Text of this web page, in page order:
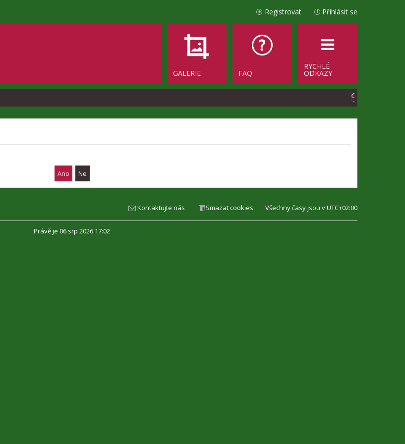
Přihlásit se
Registrovat
RYCHLÉ
ODKAZY
FAQ
GALERIE
H
Všechny časy jsou vUTC+02:00
Smazat cookies
Kontaktujte nás
Právě je 06 srp 2026 17:02